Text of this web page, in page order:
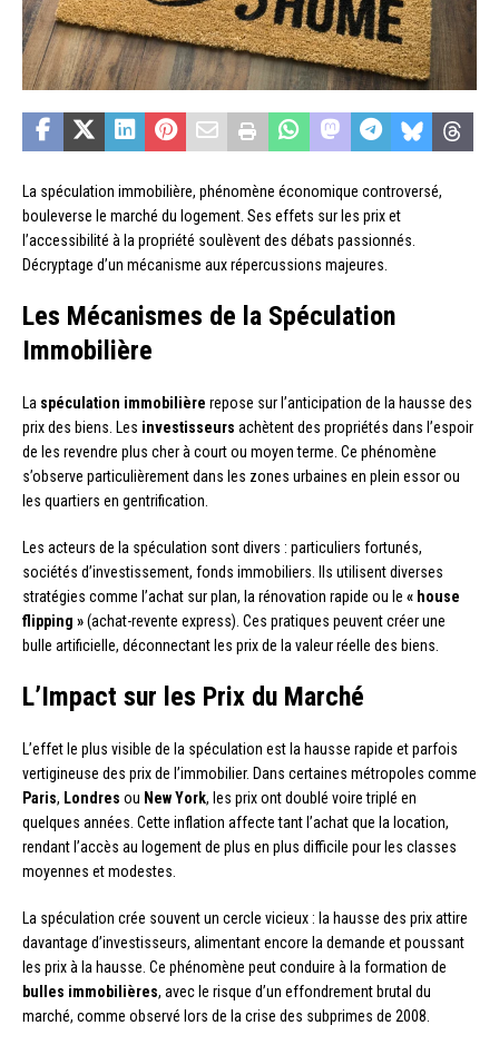
La spéculation immobilière, phénomène économique controversé,
bouleverse le marché du logement. Ses effets sur les prix et
l’accessibilité à la propriété soulèvent des débats passionnés.
Décryptage d’un mécanisme aux répercussions majeures.
Les Mécanismes de la Spéculation
Immobilière
La spéculation immobilière repose sur l’anticipation de la hausse des
prix des biens. Les investisseurs achètent des propriétés dans l’espoir
de les revendre plus cher à court ou moyen terme. Ce phénomène
s’observe particulièrement dans les zones urbaines en plein essor ou
les quartiers en gentrification.
Les acteurs de la spéculation sont divers : particuliers fortunés,
sociétés d’investissement, fonds immobiliers. Ils utilisent diverses
stratégies comme l’achat sur plan, la rénovation rapide ou le « house
flipping »(achat-revente express). Ces pratiques peuvent créer une
bulle artificielle, déconnectant les prix de la valeur réelle des biens.
L’Impact sur les Prix du Marché
L’effet le plus visible de la spéculation est la hausse rapide et parfois
vertigineuse des prix de l’immobilier. Dans certaines métropoles comme
Paris, Londres ou New York, les prix ont doublé voire triplé en
quelques années. Cette inflation affecte tant l’achat que la location,
rendant l’accès au logement de plus en plus difficile pour les classes
moyennes et modestes.
La spéculation crée souvent un cercle vicieux : la hausse des prix attire
davantage d’investisseurs, alimentant encore la demande et poussant
les prix à la hausse. Ce phénomène peut conduire à la formation de
bulles immobilières, avec le risque d’un effondrement brutal du
marché, comme observé lors de la crise des subprimes de 2008.